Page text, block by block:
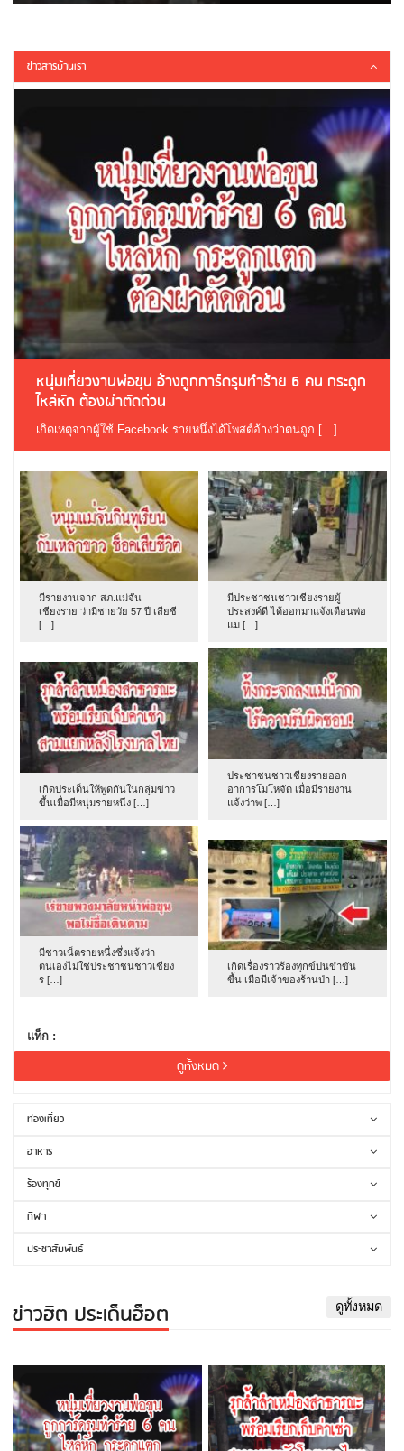
ข่าวสารบ้านเรา
หนุ่มเที่ยวงานพ่อขุน อ้างถูกการ์ดรุมทำร้าย 6 คน กระดูก
ไหล่หัก ต้องผ่าตัดด่วน
เกิดเหตุจากผู้ใช้ Facebook รายหนึ่งได้โพสต์อ้างว่าตนถูก […]
มีรายงานจาก สภ.แม่จัน
เชียงราย ว่ามีชายวัย 57 ปี เสียชี
[…]
มีประชาชนชาวเชียงรายผู้
ประสงค์ดี ได้ออกมาแจ้งเตือนพ่อ
แม […]
เกิดประเด็นให้พูดกันในกลุ่มข่าว
ขึ้นเมื่อมีหนุ่มรายหนึ่ง […]
ประชาชนชาวเชียงรายออก
อาการโมโหจัด เมื่อมีรายงาน
แจ้งว่าพ […]
มีชาวเน็ตรายหนึ่งซึ่งแจ้งว่า
ตนเองไม่ใช่ประชาชนชาวเชียง
ร […]
เกิดเรื่องราวร้องทุกข์ปนขำขัน
ขึ้น เมื่อมีเจ้าของร้านป่า […]
แท็ก :
ดูทั้งหมด
ท่องเที่ยว
อาหาร
ร้องทุกข์
กีฬา
ประชาสัมพันธ์
ข่าวฮิต ประเด็นฮ็อต ดูทั้งหมด